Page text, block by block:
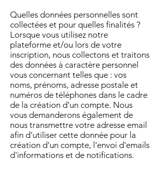
Quelles données personnelles sont
collectées et pour quelles finalités ?
Lorsque vous utilisez notre
plateforme et/ou lors de votre
inscription, nous collectons et traitons
des données à caractère personnel
vous concernant telles que : vos
noms, prénoms, adresse postale et
numéros de téléphones dans le cadre
de la création d'un compte. Nous
vous demanderons également de
nous transmettre votre adresse email
afin d'utiliser cette donnée pour la
création d'un compte, l'envoi d'emails
d'informations et de notifications.